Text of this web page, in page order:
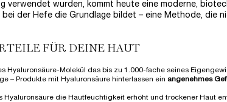
verwendet wurden, kommt heute eine moderne,
der Hefe die Grundlage bildet – eine Methode, die
FÜR DEINE HAUT
Hyaluronsäure-Molekül das bis zu 1.000-fache seines
– Produkte mit Hyaluronsäure hinterlassen ein angenehmes
Hyaluronsäure die Hautfeuchtigkeit erhöht und trockener Haut